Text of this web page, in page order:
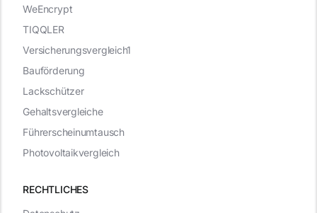
RECHTLICHES
WeEncrypt
TIQQLER
Versicherungsvergleich1
Bauförderung
Lackschützer
Gehaltsvergleiche
Führerscheinumtausch
Photovoltaikvergleich